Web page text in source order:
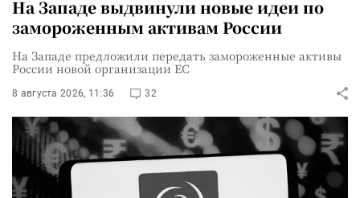
На Западе выдвинули новые идеи по
замороженным активам России
На Западе предложили передать замороженные активы
России новой организации ЕС
8 августа 2026, 11:36 32